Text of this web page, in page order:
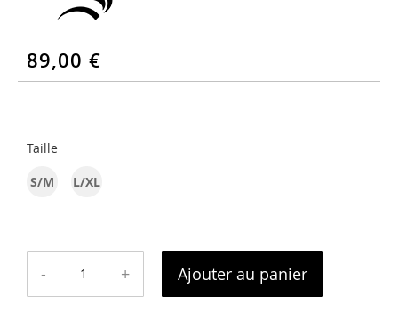
89,00 €
Taille
S/M
L/XL
- + Ajouter au panier